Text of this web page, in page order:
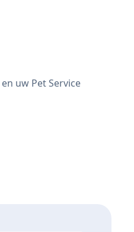
uw Pet Service